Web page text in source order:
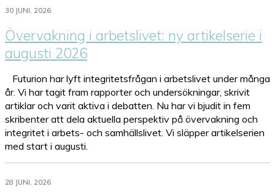
30 JUNI, 2026
Övervakning i arbetslivet: ny artikelserie i
augusti 2026
Futurion har lyft integritetsfrågan i arbetslivet under många
år. Vi har tagit fram rapporter och undersökningar, skrivit
artiklar och varit aktiva i debatten. Nu har vi bjudit in fem
skribenter att dela aktuella perspektiv på övervakning och
integritet i arbets- och samhällslivet. Vi släpper artikelserien
med start i augusti.
28 JUNI, 2026